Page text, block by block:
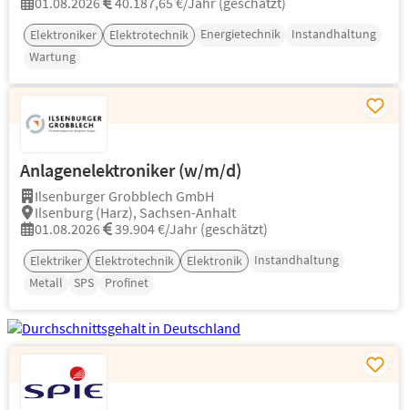
Elektroniker Elektrotechnik Energietechnik
Instandhaltung
Wartung
Anlagenelektroniker (w/m/d)
Ilsenburger Grobblech GmbH
Ilsenburg (Harz), Sachsen-Anhalt
01.08.2026
39.904 €/Jahr (geschätzt)
Elektriker Elektrotechnik Elektronik
Instandhaltung
Metall
SPS Profinet